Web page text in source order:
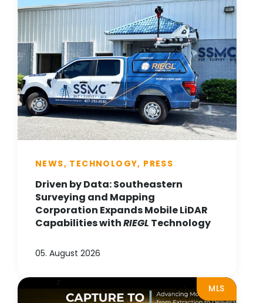
NEWS, TECHNOLOGY, PRESS
Driven by Data: Southeastern
Surveying and Mapping
Corporation Expands Mobile LiDAR
Capabilities withRIEGL Technology
05. August 2026
MLS